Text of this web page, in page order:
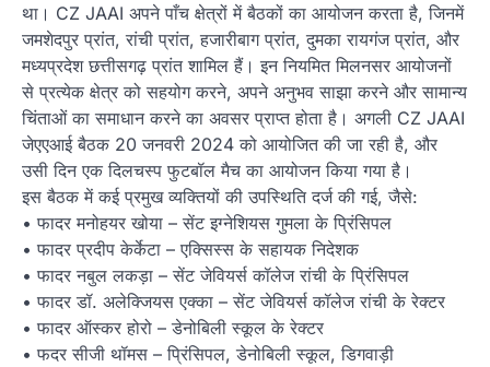
था। CZ JAAI अपने पाँच क्षेत्रों में बैठकों का आयोजन करता है, जिनमें
जमशेदपुर प्रांत, रांची प्रांत, हजारीबाग प्रांत, दुमका रायगंज प्रांत, और
मध्यप्रदेश छत्तीसगढ़ प्रांत शामिल हैं। इन नियमित मिलनसर आयोजनों
से प्रत्येक क्षेत्र को सहयोग करने, अपने अनुभव साझा करने और सामान्य
चिंताओं का समाधान करने का अवसर प्राप्त होता है। अगली CZ JAAI
जेएएआई बैठक 20 जनवरी 2024 को आयोजित की जा रही है, और
उसी दिन एक दिलचस्प फुटबॉल मैच का आयोजन किया गया है।
इस बैठक में कई प्रमुख व्यक्तियों की उपस्थिति दर्ज की गई, जैसे:
• फादर मनोहयर खोया – सेंट इग्नेशियस गुमला के प्रिंसिपल
• फादर प्रदीप केर्केटा – एक्सिस्स के सहायक निदेशक
• फादर नबुल लकड़ा – सेंट जेवियर्स कॉलेज रांची के प्रिंसिपल
• फादर डॉ. अलेक्जियस एक्का – सेंट जेवियर्स कॉलेज रांची के रेक्टर
• फादर ऑस्कर होरो – डेनोबिली स्कूल के रेक्टर
• फदर सीजी थॉमस – प्रिंसिपल, डेनोबिली स्कूल, डिगवाड़ी